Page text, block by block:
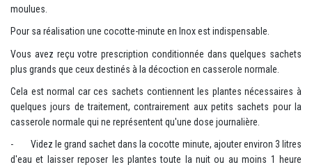
moulues.
Pour sa réalisation une cocotte-minute en Inox est indispensable.
Vous avez reçu votre prescription conditionnée dans quelques sachets
plus grands que ceux destinés à la décoction en casserole normale.
Cela est normal car ces sachets contiennent les plantes nécessaires à
quelques jours de traitement, contrairement aux petits sachets pour la
casserole normale qui ne représentent qu'une dose journalière.
- Videz le grand sachet dans la cocotte minute, ajouter environ 3 litres
d'eau et laisser reposer les plantes toute la nuit ou au moins 1 heure